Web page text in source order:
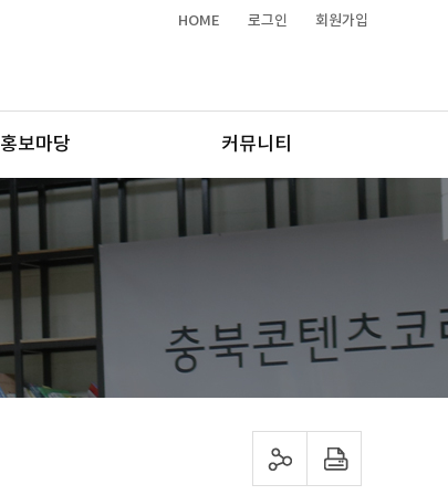
HOME 로그인 회원가입
홍보마당 커뮤니티
sns 공유하기 프린트하기